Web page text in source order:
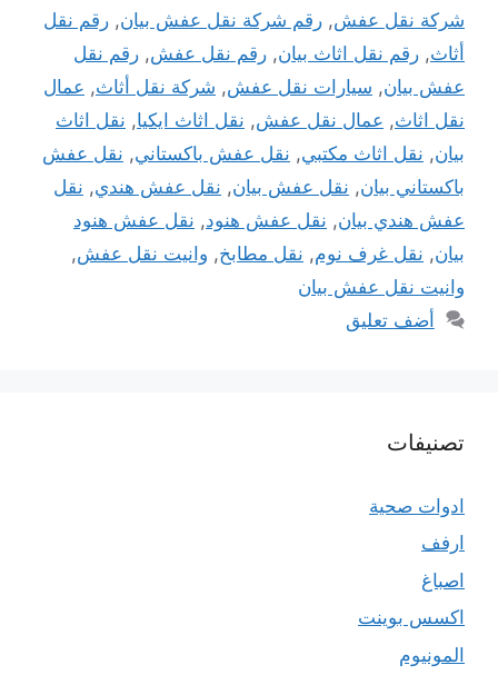
شركة نقل عفش, رقم شركة نقل عفش بيان, رقم نقل
أثاث, رقم نقل اثاث بيان, رقم نقل عفش, رقم نقل
عفش بيان, سيارات نقل عفش, شركة نقل أثاث, عمال
نقل اثاث, عمال نقل عفش, نقل اثاث ايكيا, نقل اثاث
بيان, نقل اثاث مكتبي, نقل عفش باكستاني, نقل عفش
باكستاني بيان, نقل عفش بيان, نقل عفش هندي, نقل
عفش هندي بيان, نقل عفش هنود, نقل عفش هنود
بيان, نقل غرف نوم, نقل مطابخ, وانيت نقل عفش,
وانيت نقل عفش بيان
أضف تعليق
تصنيفات
ادوات صحية
ارفف
اصباغ
اكسس بوينت
المونيوم